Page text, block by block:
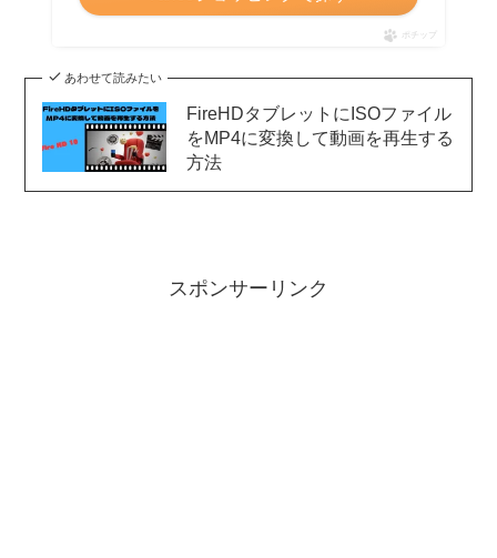
ポチップ
あわせて読みたい
FireHDタブレットにISOファイル
をMP4に変換して動画を再生する
方法
スポンサーリンク